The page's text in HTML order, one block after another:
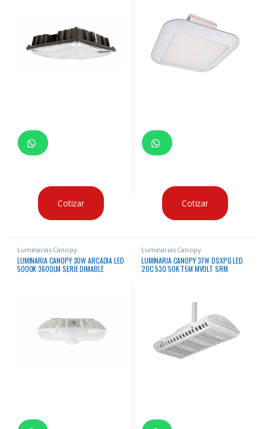
Cotizar Cotizar
Luminarias Canopy
LUMINARIA CANOPY 30W ARCADIA LED
5000K 3600LM SERIE DIMABLE
Luminarias Canopy
LUMINARIA CANOPY 37W DSXPG LED
20C 530 50K T5M MVOLT SRM